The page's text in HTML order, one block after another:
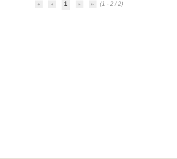
1 (1 - 2 / 2)